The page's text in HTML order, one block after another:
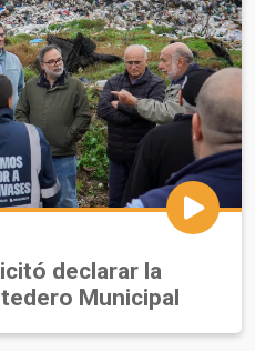
declarar la
Municipal